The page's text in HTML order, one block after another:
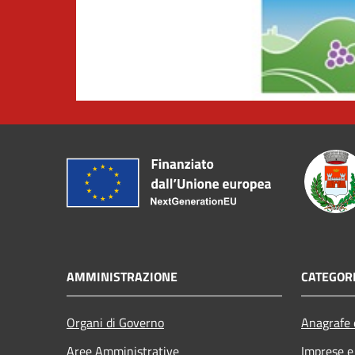
AMMINISTRAZIONE
Organi di Governo
Aree Amministrative
Imprese